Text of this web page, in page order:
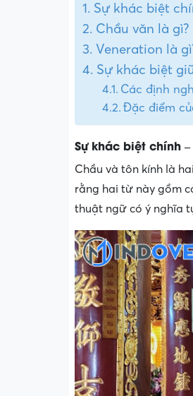
Sự khác biệt
Chầu văn là gì?
Veneration là
Sự khác biệt
Các định
Đặc điểm
Sự khác biệt chính
Chầu và tôn kính là
rằng hai từ này gồm
thuật ngữ có ý nghĩa